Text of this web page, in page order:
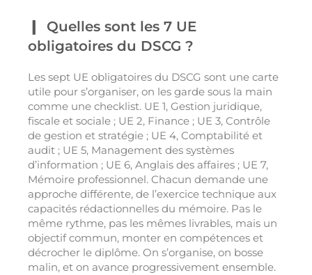
Quelles sont les 7 UE
obligatoires du DSCG ?
Les sept UE obligatoires du DSCG sont une carte
utile pour s’organiser, on les garde sous la main
comme une checklist. UE 1, Gestion juridique,
fiscale et sociale ; UE 2, Finance ; UE 3, Contrôle
de gestion et stratégie ; UE 4, Comptabilité et
audit ; UE 5, Management des systèmes
d’information ; UE 6, Anglais des affaires ; UE 7,
Mémoire professionnel. Chacun demande une
approche différente, de l’exercice technique aux
capacités rédactionnelles du mémoire. Pas le
même rythme, pas les mêmes livrables, mais un
objectif commun, monter en compétences et
décrocher le diplôme. On s’organise, on bosse
malin, et on avance progressivement ensemble.